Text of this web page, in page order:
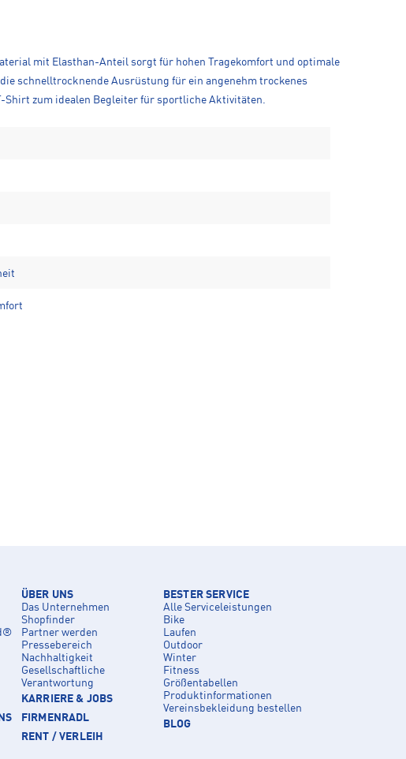
mit Elasthan-Anteil sorgt für hohen Tragekomfort und optimale
schnelltrocknende Ausrüstung für ein angenehm trockenes
Shirt zum idealen Begleiter für sportliche Aktivitäten.
ÜBER UNS
Das Unternehmen
Shopfinder
Partner werden
Pressebereich
Nachhaltigkeit
Gesellschaftliche
Verantwortung
KARRIERE & JOBS
FIRMENRADL
RENT / VERLEIH
BESTER SERVICE
Alle Serviceleistungen
Bike
Laufen
Outdoor
Winter
Fitness
Größentabellen
Produktinformationen
Vereinsbekleidung bestellen
BLOG